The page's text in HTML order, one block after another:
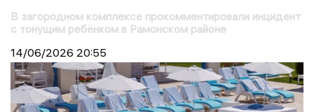
В загородном комплексе прокомментировали инцидент
с тонущим ребёнком в Рамонском районе
14/06/2026 20:55